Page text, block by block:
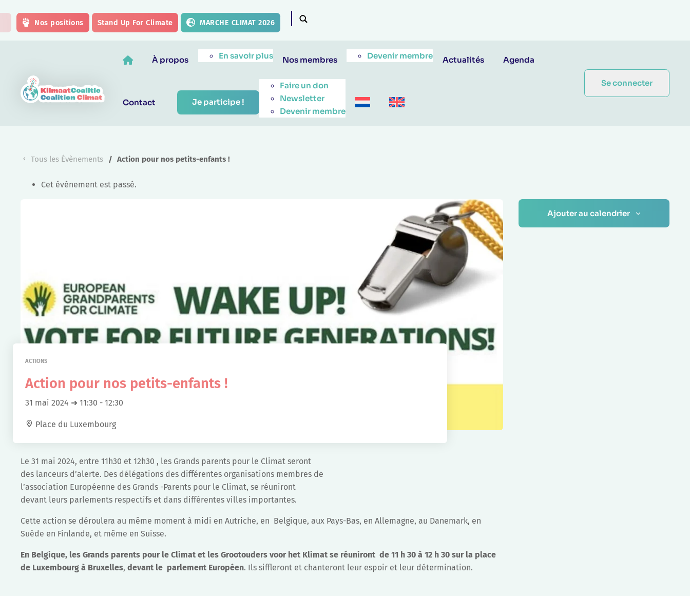
Nos positions Stand Up For Climate MARCHE CLIMAT 2026
À propos En savoir plus Nos membres Devenir membre Actualités Agenda
Contact Je participe !
Faire un don
Newsletter
Devenir membre
Se connecter
Tous les Évènements Action pour nos petits-enfants !
Cet évènement est passé.
ACTIONS
Action pour nos petits-enfants !
31 mai 2024 ➜ 11:30 -12:30
Place du Luxembourg
Le 31 mai 2024, entre 11h30 et 12h30 , les Grands parents pour le Climat seront
des lanceurs d’alerte. Des délégations des différentes organisations membres de
l’association Européenne des Grands -Parents pour le Climat, se réuniront
devant leurs parlements respectifs et dans différentes villes importantes.
Cette action se déroulera au même moment à midi en Autriche, en Belgique, aux Pays-Bas, en Allemagne, au Danemark, en
Suède en Finlande, et même en Suisse.
En Belgique, les Grands parents pour le Climat et les Grootouders voor het Klimat se réuniront de 11 h 30 à 12 h 30 sur la place
de Luxembourg à Bruxelles,devant le parlement Européen. Ils siffleront et chanteront leur espoir et leur détermination.
Ajouter au calendrier